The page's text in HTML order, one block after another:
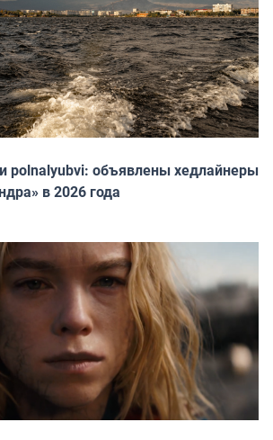
polnalyubvi: объявлены хедлайнеры
в 2026 года